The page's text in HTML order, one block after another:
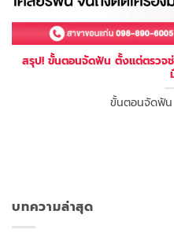
สรุป! ขั้นตอนจัดฟัน ตั้งแต่ตรวจ
ขั้นตอนจัดฟัน
บทความล่าสุด